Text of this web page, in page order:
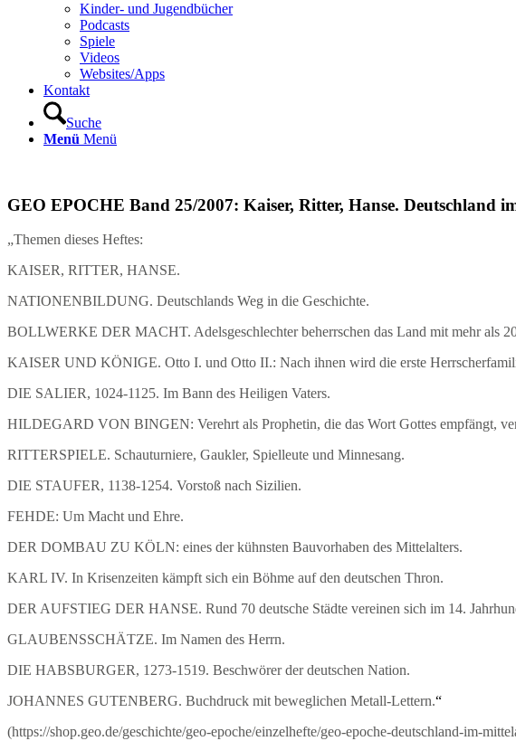
Kinder- und Jugendbücher
Podcasts
Spiele
Videos
Websites/Apps
Kontakt
Suche
Menü Menü
GEO EPOCHE Band 25/2007: Kaiser, Ritter, Hanse. Deutschland
„Themen dieses Heftes:
KAISER, RITTER, HANSE.
NATIONENBILDUNG. Deutschlands Weg in die Geschichte.
BOLLWERKE DER MACHT. Adelsgeschlechter beherrschen das Land mit mehr als
KAISER UND KÖNIGE. Otto I. und Otto II.: Nach ihnen wird die erste
DIE SALIER, 1024-1125. Im Bann des Heiligen Vaters.
HILDEGARD VON BINGEN: Verehrt als Prophetin, die das Wort Gottes empfängt,
RITTERSPIELE. Schauturniere, Gaukler, Spielleute und Minnesang.
DIE STAUFER, 1138-1254. Vorstoß nach Sizilien.
FEHDE: Um Macht und Ehre.
DER DOMBAU ZU KÖLN: eines der kühnsten Bauvorhaben des Mittelalters.
KARL IV. In Krisenzeiten kämpft sich ein Böhme auf den deutschen Thron.
DER AUFSTIEG DER HANSE. Rund 70 deutsche Städte vereinen sich im 14.
GLAUBENSSCHÄTZE. Im Namen des Herrn.
DIE HABSBURGER, 1273-1519. Beschwörer der deutschen Nation.
JOHANNES GUTENBERG. Buchdruck mit beweglichen Metall-Lettern.“
(https://shop.geo.de/geschichte/geo-epoche/einzelhefte/geo-epoche-deutschland-im-